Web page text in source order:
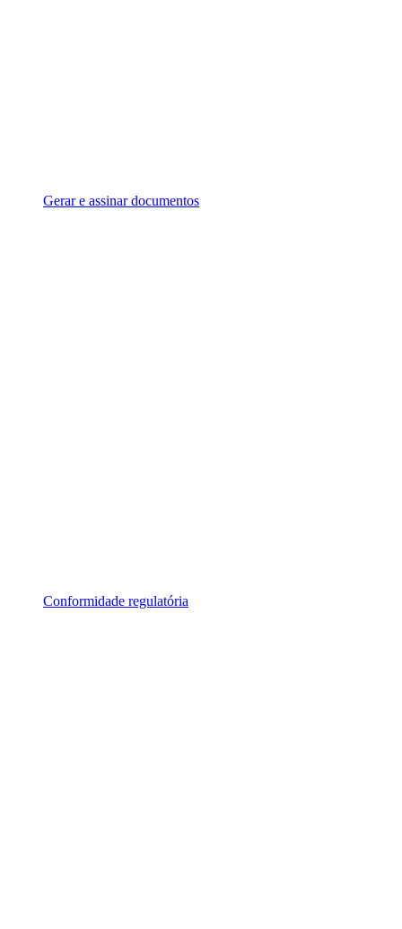
Gerar e assinar documentos
Conformidade regulatória